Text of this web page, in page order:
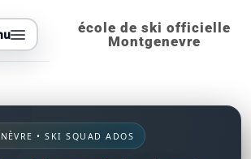
école de ski officielle
Montgenevre
• SKI SQUAD ADOS